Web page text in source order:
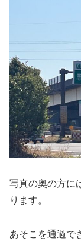
写真の奥の方に
ります。
あそこを通過で